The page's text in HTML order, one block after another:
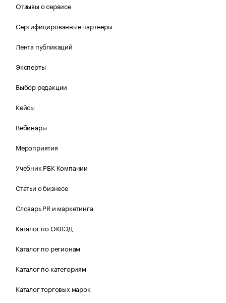
Отзывы о сервисе
Сертифицированные партнеры
Лента публикаций
Эксперты
Выбор редакции
Кейсы
Вебинары
Мероприятия
Учебник РБК Компании
Статьи о бизнесе
Словарь PR и маркетинга
Каталог по ОКВЭД
Каталог по регионам
Каталог по категориям
Каталог торговых марок